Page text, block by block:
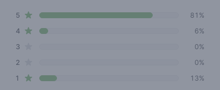
Review data
5 star reviews
81%
4star reviews
6%
3
0%
2
0%
1 star reviews 13%